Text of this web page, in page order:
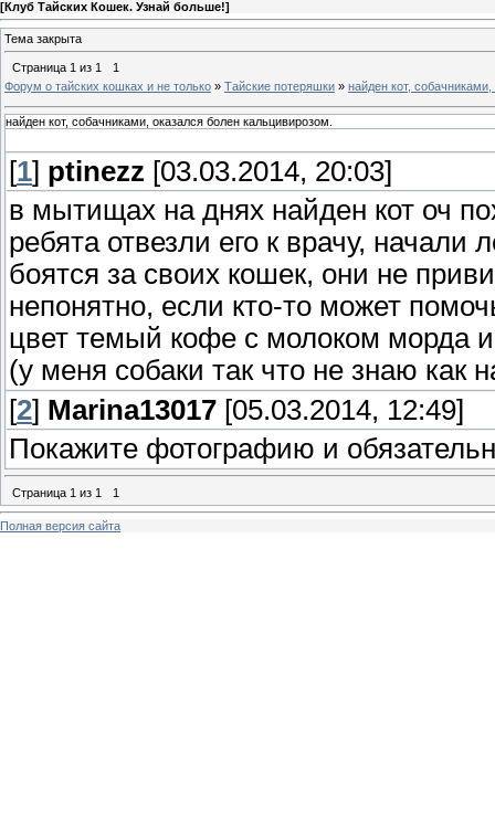
[Клуб Тайских Кошек. Узнай больше!]
Тема закрыта
Страница 1 из 1
1
Форум о тайских кошках и не только » Тайские потеряшки » найден кот,
найден кот, собачниками, оказался болен кальцивирозом.
[1] ptinezz [03.03.2014, 20:03]
в мытищах на днях найден кот оч
ребята отвезли его к врачу,
боятся за своих кошек, они не
непонятно, если кто-то может
цвет темый кофе с молоком морда
(у меня собаки так что не знаю как
[2] Marina13017 [05.03.2014, 12:49]
Покажите фотографию и
Страница 1 из 1 1
Полная версия сайта